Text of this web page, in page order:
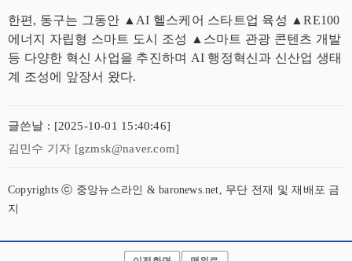
한편, 동구는 그동안 ▲AI 헬스케어 스타트업 육성 ▲RE100
에너지 자립형 스마트 도시 조성 ▲스마트 관광 콘텐츠 개발
등 다양한 혁신 사업을 추진하며 AI 행정혁신과 신산업 생태
계 조성에 앞장서 왔다.
글쓴날 : [2025-10-01 15:40:46]
김민수 기자 [gzmsk@naver.com]
Copyrights ⓒ 중앙뉴스라인 & baronews.net, 무단 전재 및 재배포 금
지